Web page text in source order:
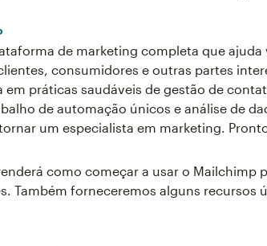
de marketing completa que ajuda
consumidores e outras partes
práticas saudáveis de gestão de
de automação únicos e análise de
um especialista em marketing.
como começar a usar o Mailchimp
Também forneceremos alguns recursos